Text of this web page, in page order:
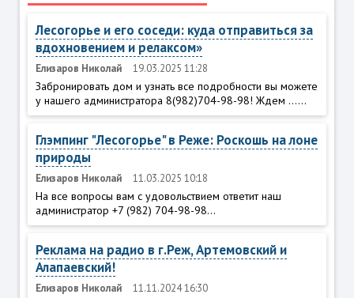
Лесогорье и его соседи: куда отправиться за
вдохновением и релаксом»
Елизаров Николай 19.03.2025 11:28
Забронировать дом и узнать все подробности вы можете
у нашего администратора 8(982)704-98-98! Ждем ......
Глэмпинг "Лесогорье" в Реже: Роскошь на лоне
природы
Елизаров Николай 11.03.2025 10:18
На все вопросы вам с удовольствием ответит наш
администратор +7 (982) 704-98-98...
Реклама на радио в г.Реж, Артемовский и
Алапаевский!
Елизаров Николай 11.11.2024 16:30